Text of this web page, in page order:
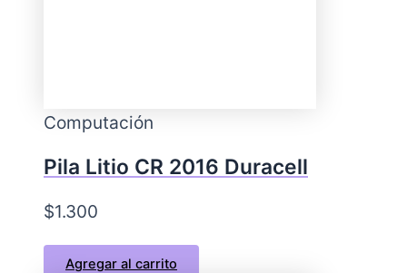
Computación
Pila Litio CR 2016 Duracell
$1.300
Agregar al carrito